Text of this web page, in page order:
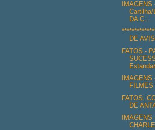
IMAGENS
Cartilha/
DA C...
DE
FATOS -
FILMES
FATOS:
DE